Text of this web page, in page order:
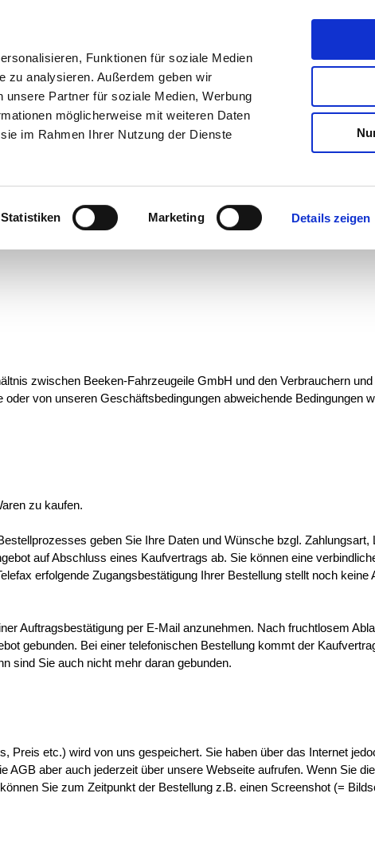
Funktionen für soziale Medien
zu analysieren. Außerdem geben wir
Partner für soziale Medien, Werbung
möglicherweise mit weiteren Daten
im Rahmen Ihrer Nutzung der Dienste
Statistiken Marketing Details zeigen
zwischen Beeken-Fahrzeugeile GmbH und den Verbrauchern
von unseren Geschäftsbedingungen abweichende Bedingungen
zu kaufen.
geben Sie Ihre Daten und Wünsche bzgl. Zahlungsart,
auf Abschluss eines Kaufvertrags ab. Sie können eine
erfolgende Zugangsbestätigung Ihrer Bestellung stellt noch keine
Auftragsbestätigung per E-Mail anzunehmen. Nach fruchtlosem
gebunden. Bei einer telefonischen Bestellung kommt der
sind Sie auch nicht mehr daran gebunden.
Preis etc.) wird von uns gespeichert. Sie haben über das Internet
aber auch jederzeit über unsere Webseite aufrufen. Wenn Sie die
Sie zum Zeitpunkt der Bestellung z.B. einen Screenshot (=